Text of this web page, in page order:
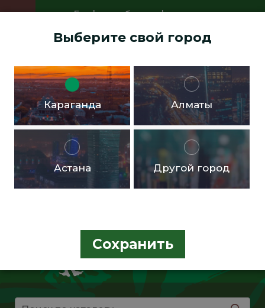
График работы офисов:
13:00 до 14:00 Суббота, воскресенье -
Доставка бесплатная в черте города от 10.000тг!
Выберите свой город
Караганда Алматы
Астана Другой город
Сохранить